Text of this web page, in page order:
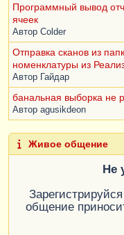
Программный вывод
ячеек
Автор Colder
Отправка сканов из
номенклатуры из
Автор Гайдар
банальная выборка не
Автор agusikdeon
Живое общение
Не
общение